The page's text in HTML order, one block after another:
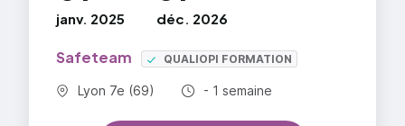
janv. 2025 déc. 2026
Safeteam QUALIOPI FORMATION
Commune :
Lyon 7e (69) Durée totale :
- 1 semaine